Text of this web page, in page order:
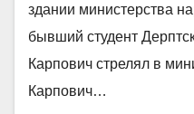
здании министерства
бывший студент
Карпович стрелял в
Карпович…